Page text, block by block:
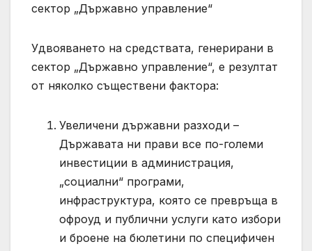
сектор „Държавно управление“
Удвояването на средствата, генерирани в
сектор „Държавно управление“, е резултат
от няколко съществени фактора:
Увеличени държавни разходи –
Държавата ни прави все по-големи
инвестиции в администрация,
„социални“ програми,
инфраструктура, която се превръща в
офроуд и публични услуги като избори
и броене на бюлетини по специфичен